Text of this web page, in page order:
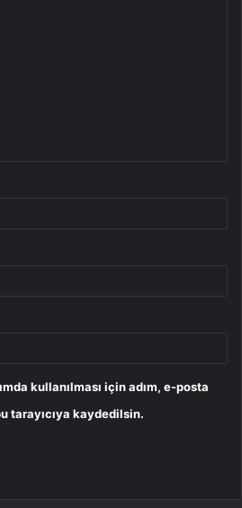
kullanılması için adım, e-posta
tarayıcıya kaydedilsin.